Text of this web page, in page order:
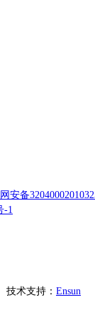
安备
-1
技术支持： Ensun